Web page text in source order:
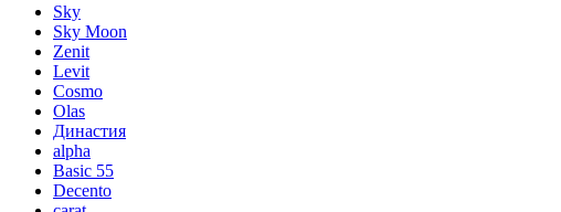
Sky
Sky Moon
Zenit
Levit
Cosmo
Olas
Династия
alpha
Basic 55
Decento